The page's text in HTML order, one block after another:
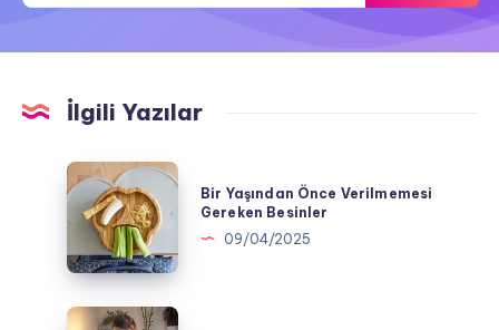
İlgili Yazılar
Bir
Yaşından
Önce
Verilmemesi
Gereken
Besinler
Bir Yaşından Önce Verilmemesi
Gereken Besinler
09/04/2025
Bebeklerde